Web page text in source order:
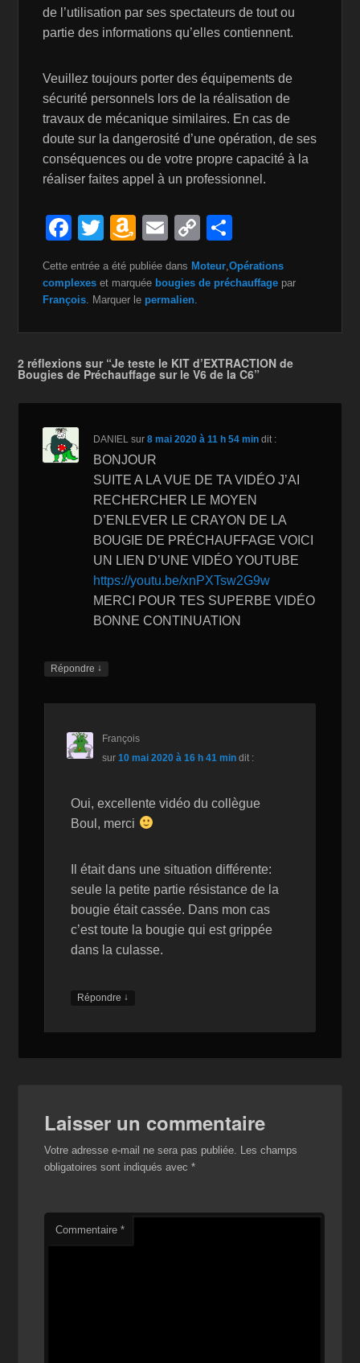
de l’utilisation par ses spectateurs de tout ou
partie des informations qu’elles contiennent.
Veuillez toujours porter des équipements de
sécurité personnels lors de la réalisation de
travaux de mécanique similaires. En cas de
doute sur la dangerosité d’une opération, de ses
conséquences ou de votre propre capacité à la
réaliser faites appel à un professionnel.
F
c
e
b
o
o
k
T
tt
er
A
a
z
o
n
W
is
h
Li
st
E
ail
C
p
Li
n
k
ar
ta
er
Cette entrée a été publiée dans Moteur ,Opérations
complexes et marquée bougies de préchauffage par
François . Marquer le permalien
2 réflexions sur “Je teste le KIT d’EXTRACTION de
Bougies de Préchauffage sur le V6 de la C6”
DANIEL sur8 mai 2020 à 11 h 54 min dit :
BONJOUR
SUITE A LA VUE DE TA VIDÉO J’AI
RECHERCHER LE MOYEN
D’ENLEVER LE CRAYON DE LA
BOUGIE DE PRÉCHAUFFAGE VOICI
UN LIEN D’UNE VIDÉO YOUTUBE
https://youtu.be/xnPXTsw2G9w
MERCI POUR TES SUPERBE VIDÉO
BONNE CONTINUATION
Répondre ↓
François
sur 10 mai 2020 à 16 h 41 min dit :
Oui, excellente vidéo du collègue
Boul, merci
Il était dans une situation différente:
seule la petite partie résistance de la
bougie était cassée. Dans mon cas
c’est toute la bougie qui est grippée
dans la culasse.
Répondre ↓
Laisser un commentaire
Votre adresse e-mail ne sera pas publiée. Les champs
obligatoires sont indiqués avec*
Commentaire*